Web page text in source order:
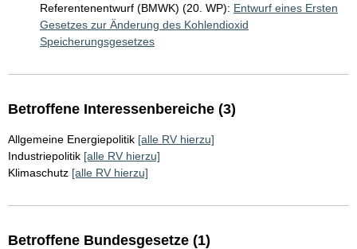
Referentenentwurf (BMWK) (20. WP): Entwurf eines Ersten
Gesetzes zur Änderung des Kohlendioxid
Speicherungsgesetzes
Betroffene Interessenbereiche (3)
Allgemeine Energiepolitik [alle RV hierzu]
Industriepolitik [alle RV hierzu]
Klimaschutz [alle RV hierzu]
Betroffene Bundesgesetze (1)